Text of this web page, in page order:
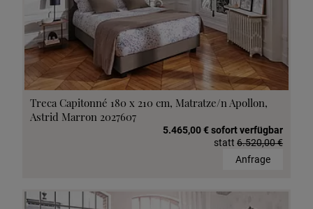
Treca Capitonné 180 x 210 cm, Matratze/n Apollon,
Astrid Marron 2027607
5.465,00 € sofort verfügbar
statt 6.520,00 €
Anfrage